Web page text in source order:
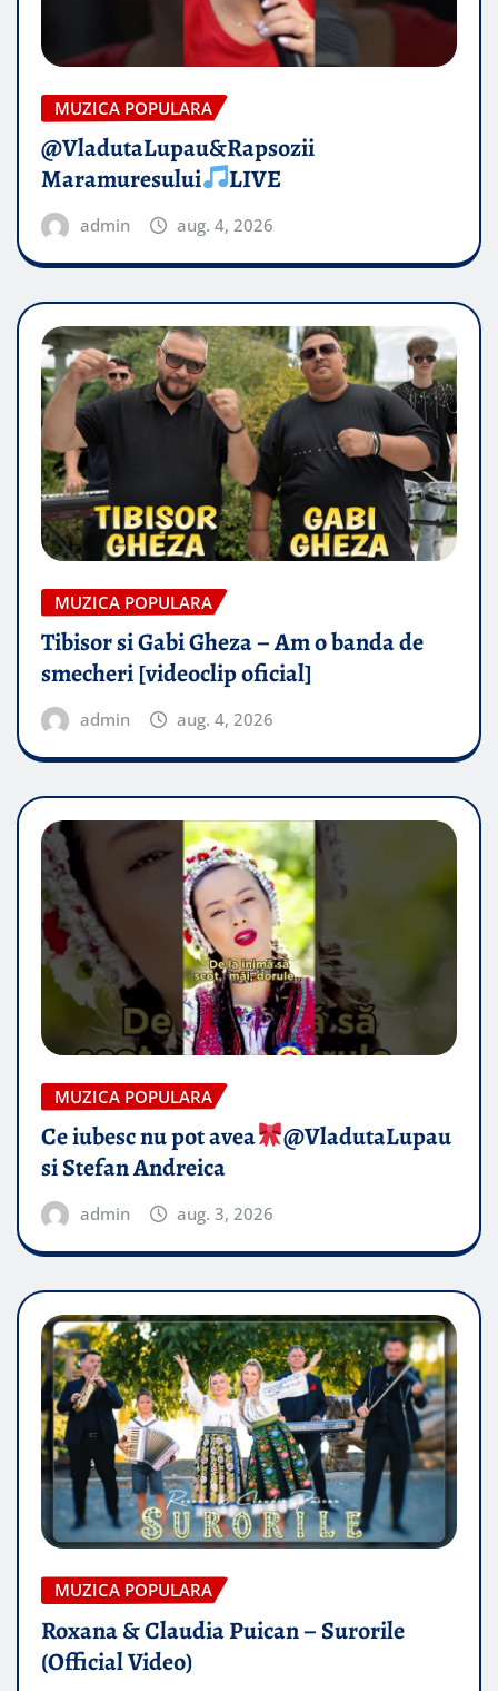
MUZICA POPULARA
@VladutaLupau&Rapsozii
Maramuresului
LIVE
admin aug. 4, 2026
MUZICA POPULARA
Tibisor si Gabi Gheza – Am o banda de
smecheri [videoclip oficial]
admin aug. 4, 2026
MUZICA POPULARA
Ce iubesc nu pot avea
​@VladutaLupau
si Stefan Andreica
admin aug. 3, 2026
MUZICA POPULARA
Roxana & Claudia Puican – Surorile
(Official Video)